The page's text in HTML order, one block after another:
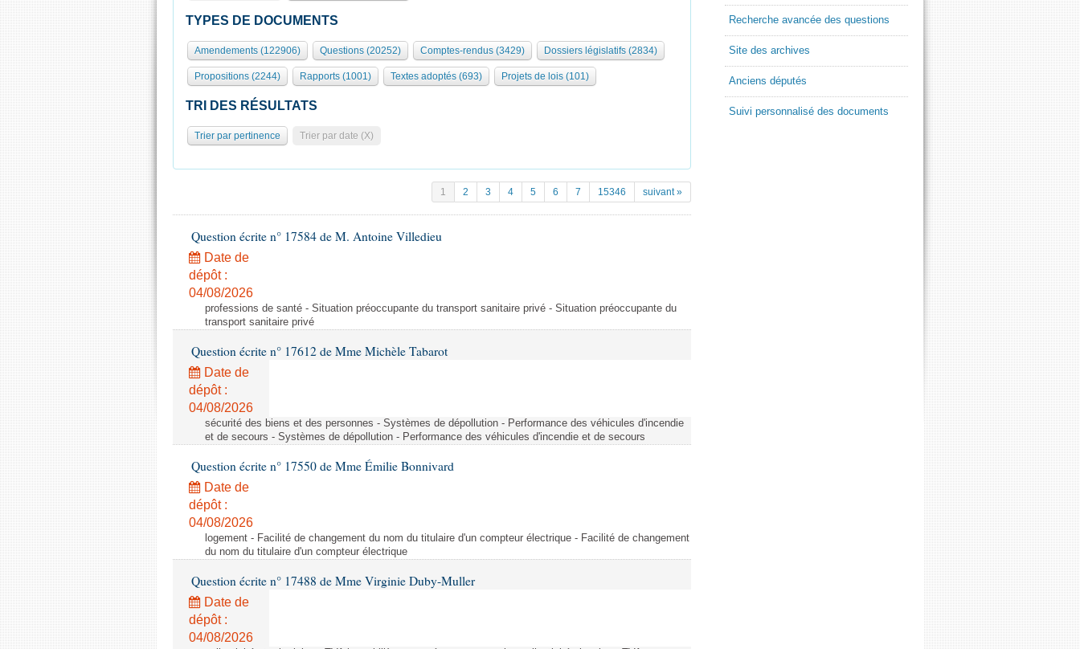
TYPES DE DOCUMENTS
Amendements (122906) Questions (20252) Comptes-rendus (3429) Dossiers législatifs (2834)
Propositions (2244) Rapports (1001) Textes adoptés (693) Projets de lois (101)
TRI DES RÉSULTATS
Trier par pertinence Trier par date (X)
1 2 3 4 5 6 7 15346 suivant »
Question écrite n° 17584 de M. Antoine Villedieu
Date de
dépôt :
04/08/2026
professions de santé - Situation préoccupante du transport sanitaire privé - Situation préoccupante du
transport sanitaire privé
Question écrite n° 17612 de Mme Michèle Tabarot
Date de
dépôt :
04/08/2026
sécurité des biens et des personnes - Systèmes de dépollution - Performance des véhicules d'incendie
et de secours - Systèmes de dépollution - Performance des véhicules d'incendie et de secours
Question écrite n° 17550 de Mme Émilie Bonnivard
Date de
dépôt :
04/08/2026
logement - Facilité de changement du nom du titulaire d'un compteur électrique - Facilité de changement
du nom du titulaire d'un compteur électrique
Question écrite n° 17488 de Mme Virginie Duby-Muller
Date de
dépôt :
04/08/2026
Recherche avancée des questions
Site des archives
Anciens députés
Suivi personnalisé des documents